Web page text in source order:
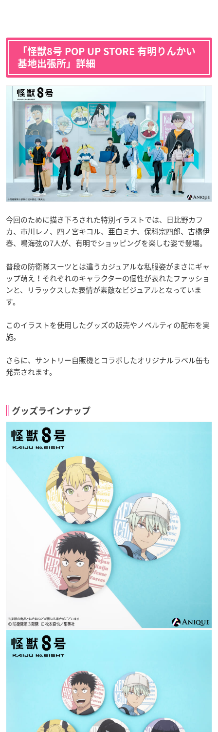
「怪獣8号 POP UP STORE 有明りんかい
基地出張所」詳細
今回のために描き下ろされた特別イラストでは、日比野カフ
カ、市川レノ、四ノ宮キコル、亜白ミナ、保科宗四郎、古橋伊
春、鳴海弦の7人が、有明でショッピングを楽しむ姿で登場。
普段の防衛隊スーツとは違うカジュアルな私服姿がまさにギャ
ップ萌え！それぞれのキャラクターの個性が表れたファッショ
ンと、リラックスした表情が素敵なビジュアルとなっていま
す。
このイラストを使用したグッズの販売やノベルティの配布を実
施。
さらに、サントリー自販機とコラボしたオリジナルラベル缶も
発売されます。
グッズラインナップ